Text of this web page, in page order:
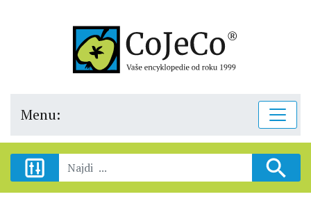
Menu: